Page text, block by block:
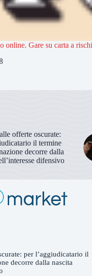
online. Gare su carta a
offerte oscurate:
il termine
decorre dalla
difensivo
per l’aggiudicatario il
decorre dalla nascita